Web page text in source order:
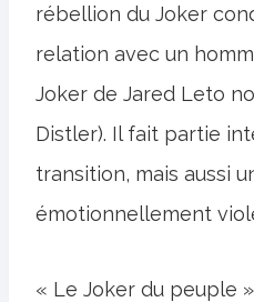
rébellion du Joker
relation avec un
Joker de Jared Leto
Distler). Il fait partie
transition, mais aussi
émotionnellement
« Le Joker du peuple